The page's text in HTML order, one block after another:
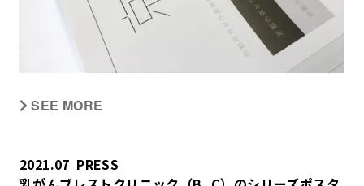
SEE MORE
2021.07 PRESS